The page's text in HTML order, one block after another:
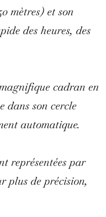
mètres) et son
des heures, des
cadran en
dans son cercle
automatique.
représentées par
plus de précision,